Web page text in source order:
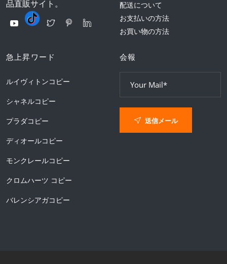
品直販サイト。
配送について
お支払いの方法
お買い物の方法
急上昇ワード
ルイヴィトンコピー
シャネルコピー
プラダコピー
ディオールコピー
モンクレールコピー
クロムハーツ コピー
バレンシアガコピー
会報
送信メール